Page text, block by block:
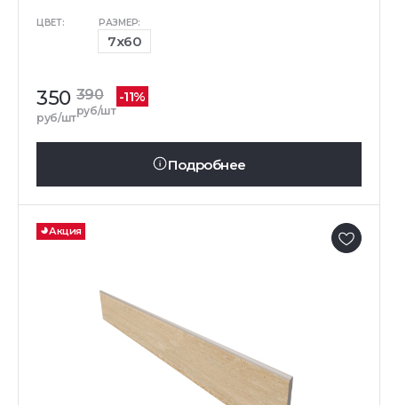
ЦВЕТ: РАЗМЕР:
7x60
350
руб/шт
390
руб/шт
-11%
Подробнее
Акция